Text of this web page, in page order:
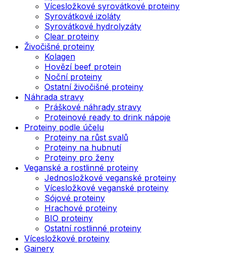
Vícesložkové syrovátkové proteiny
Syrovátkové izoláty
Syrovátkové hydrolyzáty
Clear proteiny
Živočišné proteiny
Kolagen
Hovězí beef protein
Noční proteiny
Ostatní živočišné proteiny
Náhrada stravy
Práškové náhrady stravy
Proteinové ready to drink nápoje
Proteiny podle účelu
Proteiny na růst svalů
Proteiny na hubnutí
Proteiny pro ženy
Veganské a rostlinné proteiny
Jednosložkové veganské proteiny
Vícesložkové veganské proteiny
Sójové proteiny
Hrachové proteiny
BIO proteiny
Ostatní rostlinné proteiny
Vícesložkové proteiny
Gainery